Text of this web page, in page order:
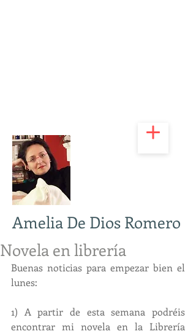
Amelia De Dios Romero
Novela en librería
Buenas noticias para empezar bien el
lunes:
1) A partir de esta semana podréis
encontrar mi novela en la Librería